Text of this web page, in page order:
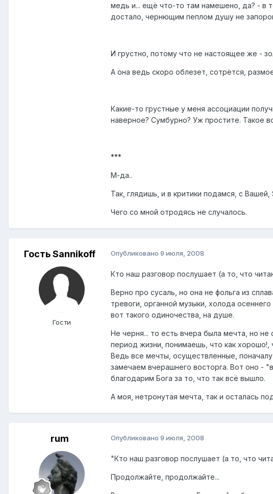
медь и... ещё что-то там намешено, да? - в
достало, чернющим пеплом душу не
И грустно, потому что не настоящее же -
А она ведь скоро облезет, сотрётся,
Какие-то грустные у меня ассоциации
наверное? Сумбурно? Уж простите. Такое
***
М-да..
Так, глядишь, и в критики подамся, с Вашей,
Чего со мной отродясь не случалось.
Гость Sannikoff
Гости
Опубликовано 9 июля, 2008
Кто наш разговор послушает (а то, что
Верно про сусаль, но она не фольга из
тревоги, органной музыки, холода
вот такого одиночества, на душе.
Не черня... то есть вчера была мечта, но
период жизни, понимаешь, что как хорошо!,
Ведь все мечты, осуществленные,
замечаем вчерашнего восторга. Вот оно -
благодарим Бога за то, что так всё вышло.
А моя, нетронутая мечта, так и осталась
rum Опубликовано 9 июля, 2008
"Кто наш разговор послушает (а то, что
Продолжайте, продолжайте...